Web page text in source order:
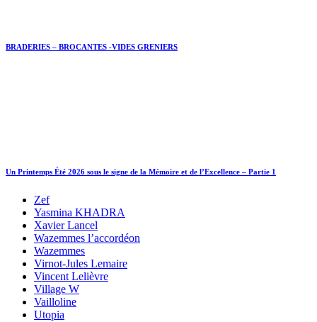
BRADERIES – BROCANTES -VIDES GRENIERS
Un Printemps Été 2026 sous le signe de la Mémoire et de l’Excellence – Partie 1
Zef
Yasmina KHADRA
Xavier Lancel
Wazemmes l’accordéon
Wazemmes
Virnot-Jules Lemaire
Vincent Lelièvre
Village W
Vailloline
Utopia